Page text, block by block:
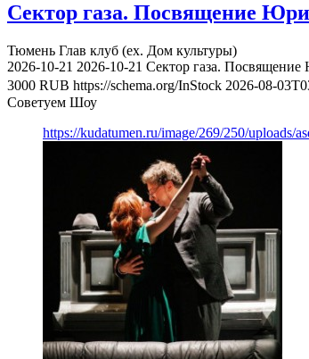
Сектор газа. Посвящение
Тюмень Глав клуб (ex. Дом культуры)
2026-10-21 2026-10-21 Сектор газа.
3000 RUB https://schema.org/InStock 2026-08-
Советуем Шоу
https://kudatumen.ru/image/269/250/uploads/